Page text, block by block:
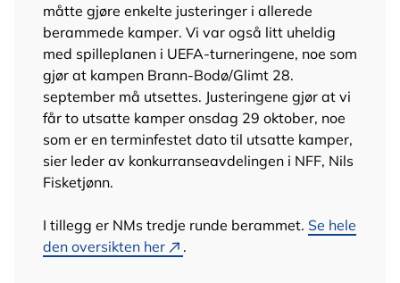
måtte gjøre enkelte justeringer i allerede
berammede kamper. Vi var også litt uheldig
med spilleplanen i UEFA-turneringene, noe som
gjør at kampen Brann-Bodø/Glimt 28.
september må utsettes. Justeringene gjør at vi
får to utsatte kamper onsdag 29 oktober, noe
som er en terminfestet dato til utsatte kamper,
sier leder av konkurranseavdelingen i NFF, Nils
Fisketjønn.
I tillegg er NMs tredje runde berammet. Se hele
den oversikten her
.